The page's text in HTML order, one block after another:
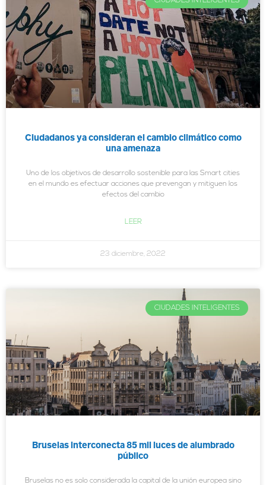
Ciudadanos ya consideran el cambio climático como
una amenaza
Uno de los objetivos de desarrollo sostenible para las Smart cities
en el mundo es efectuar acciones que prevengan y mitiguen los
efectos del cambio
LEER
23 diciembre, 2022
CIUDADES INTELIGENTES
Bruselas interconecta 85 mil luces de alumbrado
público
Bruselas no es solo considerada la capital de la unión europea sino